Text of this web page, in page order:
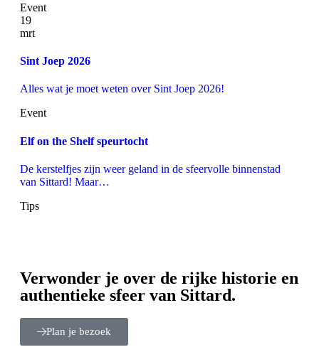
Event
19
mrt
Sint Joep 2026
Alles wat je moet weten over Sint Joep 2026!
Event
Elf on the Shelf speurtocht
De kerstelfjes zijn weer geland in de sfeervolle binnenstad
van Sittard! Maar…
Tips
Verwonder je over de rijke historie en
authentieke sfeer van Sittard.
Plan je bezoek